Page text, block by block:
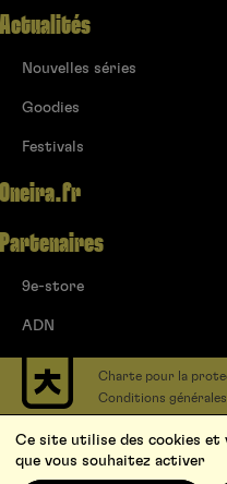
Actualités
Nouvelles séries
Goodies
Festivals
Oneira.fr
Partenaires
9e-store
ADN
Charte pour la
Conditions
Contact
Soumettre un projet
Proposer une série
Ce site utilise des cookies et
que vous souhaitez activer